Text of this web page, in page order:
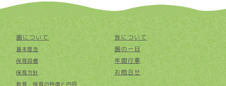
園について
基本理念
保育目標
保育方針
教育・保育の特徴と内容
食について
園の一日
年間行事
お問合せ